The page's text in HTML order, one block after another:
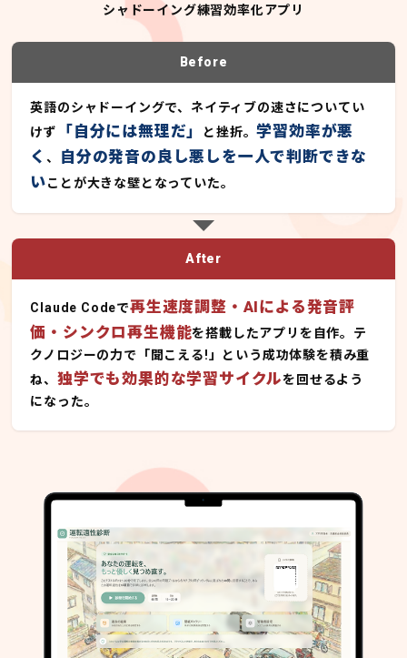
シャドーイング練習効率化アプリ
Before
英語のシャドーイングで、ネイティブの速さについてい
けず
「自分には無理だ」 と挫折。学習効率が悪
く、
自分の発音の良し悪しを一人で判断できな
いことが大きな壁となっていた。
After
Claude Codeで再生速度調整・AIによる発音評
価・シンクロ再生機能を搭載したアプリを自作。テ
クノロジーの力で「聞こえる!」という成功体験を積み重
ね、独学でも効果的な学習サイクルを回せるよう
になった。